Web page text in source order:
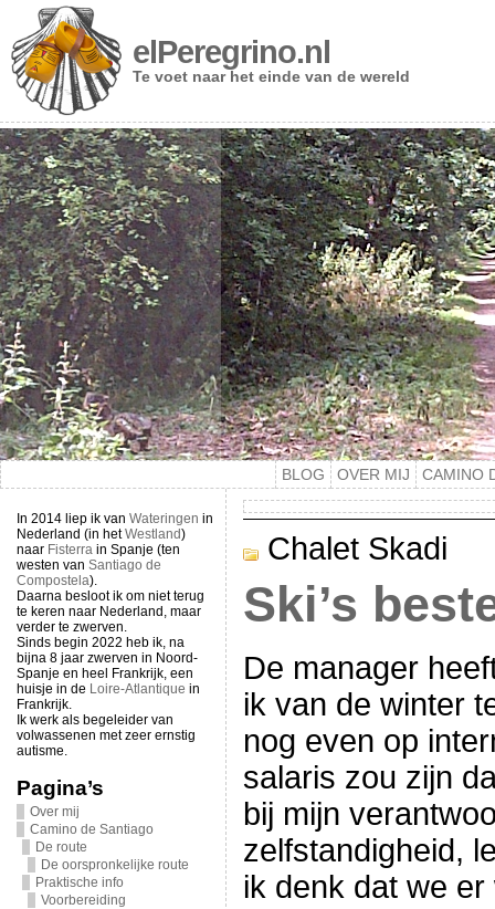
elPeregrino.nl
Te voet naar het einde van de wereld
BLOG OVER MIJ CAMINO
In 2014 liep ik van Wateringen in
Nederland (in hetWestland)
naar Fisterrain Spanje (ten
westen van Santiago de
Compostela).
Daarna besloot ik om niet terug
te keren naar Nederland, maar
verder te zwerven.
Sinds begin 2022 heb ik, na
bijna 8 jaar zwerven in Noord-
Spanje en heel Frankrijk, een
huisje in de Loire-Atlantique in
Frankrijk.
Ik werk als begeleider van
volwassenen met zeer ernstig
autisme.
Pagina’s
Over mij
Camino de Santiago
De route
De oorspronkelijke route
Praktische info
Voorbereiding
Chalet Skadi
Ski’s
De manager
ik van de winter
nog even op
salaris zou zijn
bij mijn
zelfstandigheid,
ik denk dat we